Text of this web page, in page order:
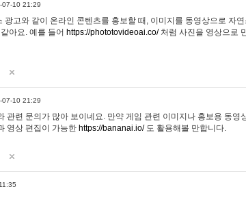
07-10 21:29
광고와 같이 온라인 콘텐츠를 홍보할 때, 이미지를 동영상으로 자
아요. 예를 들어 https://phototovideoai.co/처럼 사진을 영상으로
07-10 21:29
관련 문의가 많아 보이네요. 만약 게임 관련 이미지나 홍보용 동영
영상 편집이 가능한 https://bananai.io/도 활용해볼 만합니다.